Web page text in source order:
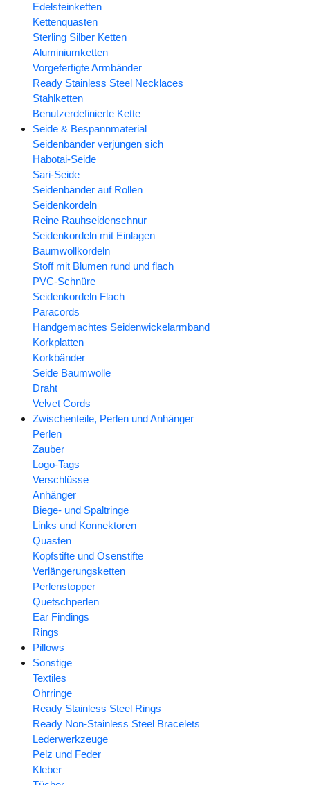
Edelsteinketten
Kettenquasten
Sterling Silber Ketten
Aluminiumketten
Vorgefertigte Armbänder
Ready Stainless Steel Necklaces
Stahlketten
Benutzerdefinierte Kette
Seide & Bespannmaterial
Seidenbänder verjüngen sich
Habotai-Seide
Sari-Seide
Seidenbänder auf Rollen
Seidenkordeln
Reine Rauhseidenschnur
Seidenkordeln mit Einlagen
Baumwollkordeln
Stoff mit Blumen rund und flach
PVC-Schnüre
Seidenkordeln Flach
Paracords
Handgemachtes Seidenwickelarmband
Korkplatten
Korkbänder
Seide Baumwolle
Draht
Velvet Cords
Zwischenteile, Perlen und Anhänger
Perlen
Zauber
Logo-Tags
Verschlüsse
Anhänger
Biege- und Spaltringe
Links und Konnektoren
Quasten
Kopfstifte und Ösenstifte
Verlängerungsketten
Perlenstopper
Quetschperlen
Ear Findings
Rings
Pillows
Sonstige
Textiles
Ohrringe
Ready Stainless Steel Rings
Ready Non-Stainless Steel Bracelets
Lederwerkzeuge
Pelz und Feder
Kleber